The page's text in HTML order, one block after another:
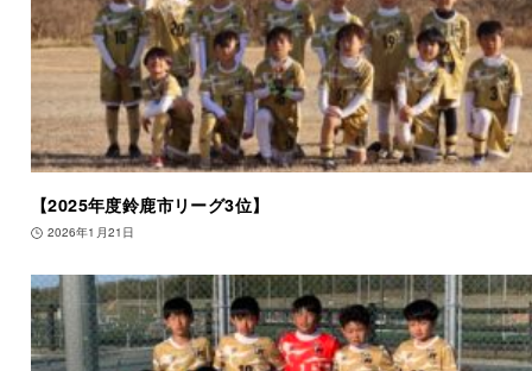
【2025年度鈴鹿市リーグ3位】
2026年1月21日